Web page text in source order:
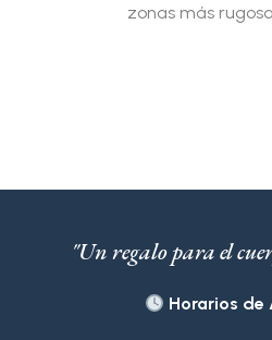
zonas más
"Un regalo para el
Horarios de